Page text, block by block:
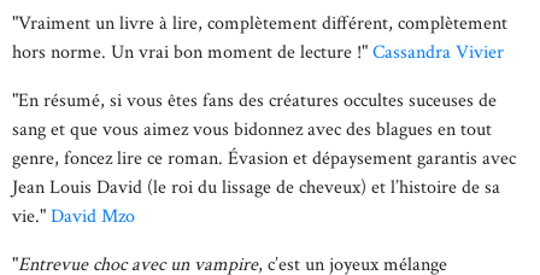
"Vraiment un livre à lire, complètement différent, complètement
hors norme. Un vrai bon moment de lecture !"Cassandra Vivier
"En résumé, si vous êtes fans des créatures occultes suceuses de
sang et que vous aimez vous bidonnez avec des blagues en tout
genre, foncez lire ce roman. Évasion et dépaysement garantis avec
Jean Louis David (le roi du lissage de cheveux) et l’histoire de sa
vie."David Mzo
"Entrevue choc avec un vampire, c’est un joyeux mélange